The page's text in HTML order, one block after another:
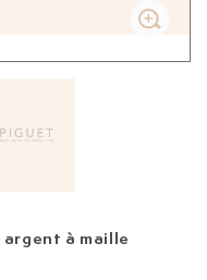
argent à maille